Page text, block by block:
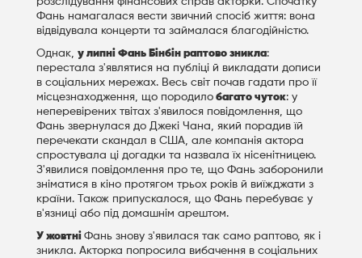
Фань намагалася вести звичний спосіб життя: вона
відвідувала концерти та займалася благодійністю.
Однак, у липні Фань Бінбін раптово зникла:
перестала з'являтися на публіці й викладати дописи
в соціальних мережах. Весь світ почав гадати про її
місцезнаходження, що породилобагато чуток: у
неперевірених твітах з'явилося повідомлення, що
Фань звернулася до Джекі Чана, який порадив їй
перечекати скандал в США, але компанія актора
спростувала ці догадки та назвала їх нісенітницею.
З'явилися повідомлення про те, що Фань заборонили
зніматися в кіно протягом трьох років й виїжджати з
країни. Також припускалося, що Фань перебуває у
в'язниці або під домашнім арештом.
У жовтні Фань знову з'явилася так само раптово, як і
зникла. Акторка попросила вибачення в соціальних